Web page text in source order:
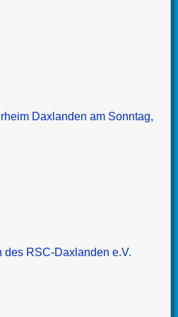
Daxlanden am Sonntag,
des RSC-Daxlanden e.V.